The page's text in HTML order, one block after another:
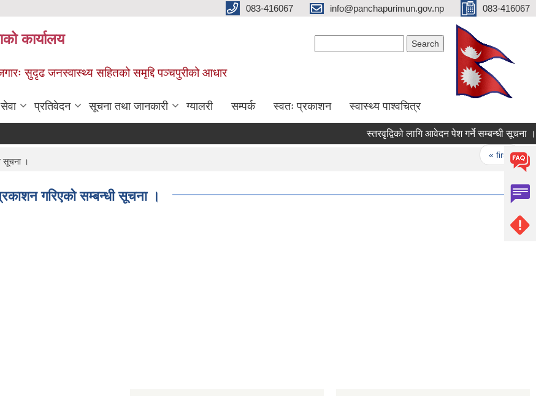
083-416067 info@panchapurimun.gov.np 083-416067
कार्यालय
सुदृढ जनस्वास्थ्य सहितको समृद्दि पञ्चपुरीको आधार
प्रतिवेदन सूचना तथा जानकारी ग्यालरी सम्पर्क स्वतः प्रकाशन स्वास्थ्य पाश्वचित्र
स्तरवृद्विको लागि आवेदन पेश गर्ने सम्बन्धी सूचना ।
« first ‹
सूचना ।
गरिएको सम्बन्धी सूचना ।